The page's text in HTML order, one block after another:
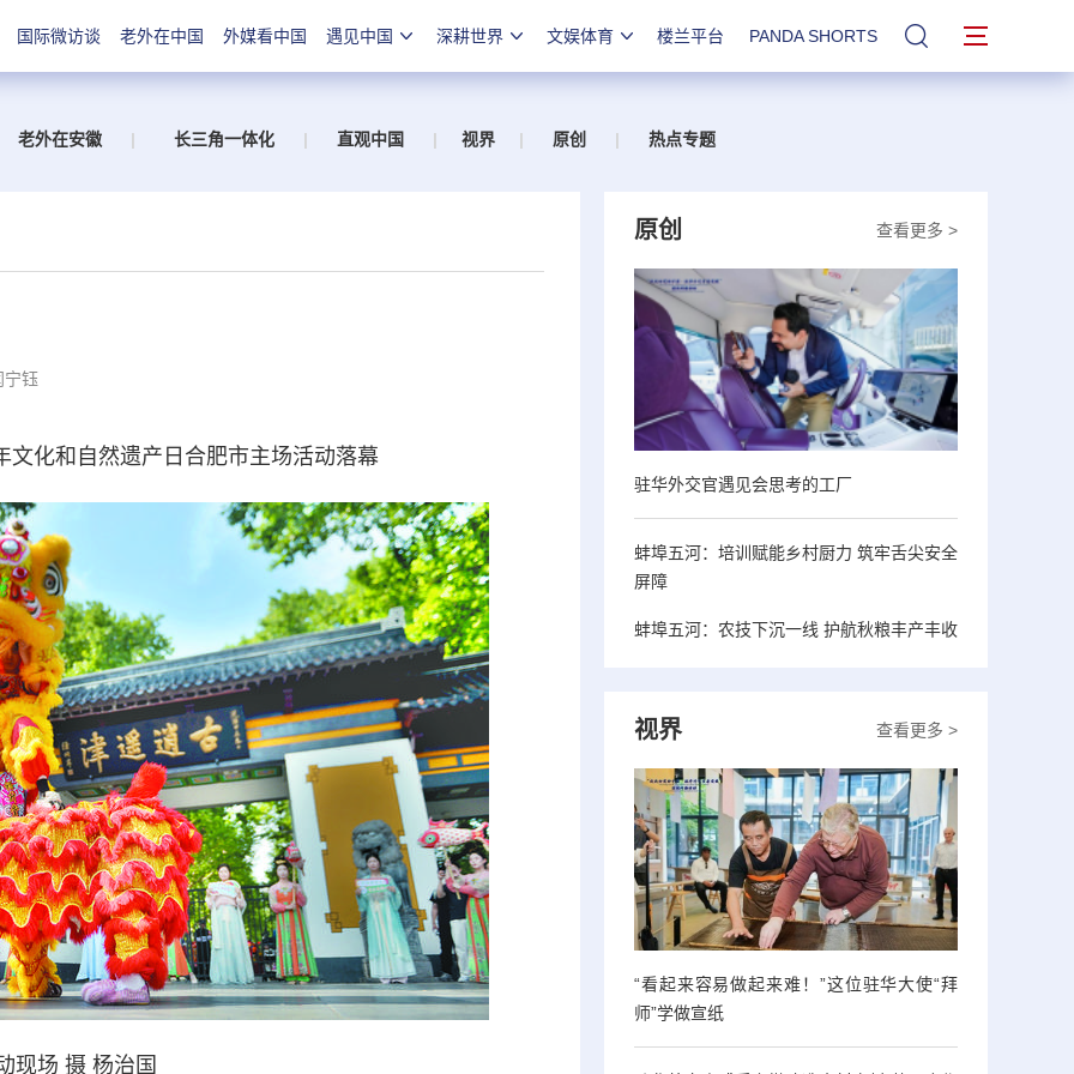
国际微访谈 老外在中国 外媒看中国 遇见中国 深耕世界 文娱体育 楼兰平台 PANDA SHORTS 站内搜索
老外在安徽 | 长三角一体化 | 直观中国 | 视界 | 原创 | 热点专题
宁钰
化和自然遗产日合肥市主场活动落幕
现场 摄 杨治国
查看更多 >
原创
驻华外交官遇见会思考的工厂
蚌埠五河：培训赋能乡村厨力 筑牢舌尖安全
屏障
蚌埠五河：农技下沉一线 护航秋粮丰产丰收
查看更多 >
视界
“看起来容易做起来难！”这位驻华大使“拜
师”学做宣纸